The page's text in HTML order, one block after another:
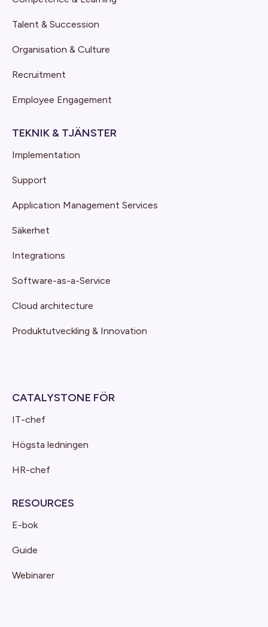
Talent & Succession
Organisation & Culture
Recruitment
Employee Engagement
TEKNIK & TJÄNSTER
Implementation
Support
Application Management Services
Säkerhet
Integrations
Software-as-a-Service
Cloud architecture
Produktutveckling & Innovation
CATALYSTONE FÖR
IT-chef
Högsta ledningen
HR-chef
RESOURCES
E-bok
Guide
Webinarer